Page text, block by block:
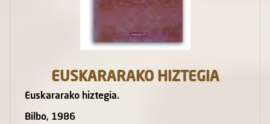
EUSKARARAKO HIZTEGIA
Euskararako hiztegia.
Bilbo, 1986